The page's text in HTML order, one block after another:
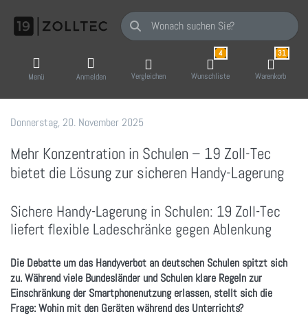
Geben Sie einen Suchbegriff ein. Während
Menü Anmelden Vergleichen
4
Wunschliste
31
Warenkorb
Donnerstag, 20. November 2025
19 Zoll-Tec GmbH
Mehr Konzentration in Schulen – 19 Zoll-Tec
bietet die Lösung zur sicheren Handy-Lagerung
Sichere Handy-Lagerung in Schulen: 19 Zoll-Tec
liefert flexible Ladeschränke gegen Ablenkung
Die Debatte um das Handyverbot an deutschen Schulen spitzt sich
zu. Während viele Bundesländer und Schulen klare Regeln zur
Einschränkung der Smartphonenutzung erlassen, stellt sich die
Frage: Wohin mit den Geräten während des Unterrichts?